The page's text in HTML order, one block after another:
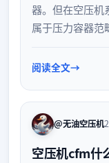
器。但在空压机
属于压力容器范
压力容器部件以
阅读全文
@无油空压机
空压机cfm什